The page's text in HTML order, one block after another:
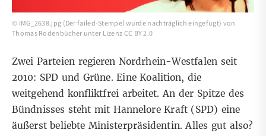
© IMG_2638.jpg (Der failed-Stempel wurde nachträglich eingefügt) von
Thomas Rodenbücher unter Lizenz CC BY 2.0
Zwei Parteien regieren Nordrhein-Westfalen seit
2010: SPD und Grüne. Eine Koalition, die
weitgehend konfliktfrei arbeitet. An der Spitze des
Bündnisses steht mit Hannelore Kraft (SPD) eine
äußerst beliebte Ministerpräsidentin. Alles gut also?